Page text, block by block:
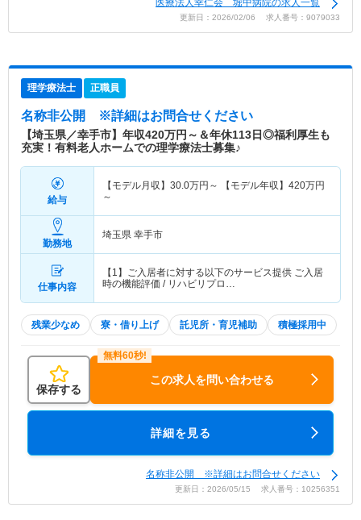
医療法人幸仁会 堀中病院の求人一覧
更新日：2026/02/06 求人番号：9079033
理学療法士 正職員
名称非公開 ※詳細はお問合せください
【埼玉県／幸手市】年収420万円～＆年休113日◎福利厚生も
充実！有料老人ホームでの理学療法士募集♪
給与
【モデル月収】 30.0万円～ 【モデル年収】 420万円
～
勤務地
埼玉県 幸手市
仕事内容
【1】ご入居者に対する以下のサービス提供 ご入居
時の機能評価 / リハビリプロ…
残業少なめ 寮・借り上げ 託児所・育児補助 積極採用中
保存する
この求人を問い合わせる
詳細を見る
名称非公開 ※詳細はお問合せください
更新日：2026/05/15 求人番号：10256351